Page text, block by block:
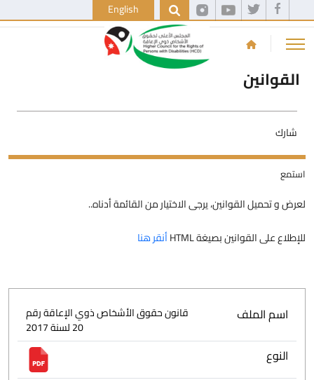
English
القوانين
شارك
استمع
لعرض و تحميل القوانين، يرجى الاختيار من القائمة أدناه..
للإطلاع على القوانين بصيغة HTML
أنقر هنا
اسم الملف
قانون حقوق الأشخاص ذوي الإعاقة رقم
20 لسنة 2017
النوع